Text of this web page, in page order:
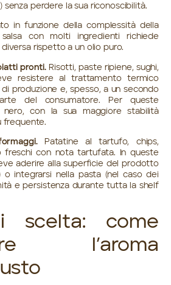
senza perdere la sua riconoscibilità.
in funzione della complessità della
con molti ingredienti richiede
rispetto a un olio puro.
pronti. Risotti, paste ripiene, sughi,
resistere altrattamento termico
produzione e, spesso, a un secondo
del consumatore. Per queste
nero, con la sua maggiore stabilità
frequente.
Patatine al tartufo, chips,
freschi con nota tartufata. In queste
aderire alla superficie del prodotto
o integrarsi nella pasta (nel caso dei
e persistenza durante tutta la shelf
scelta: come
l’aroma